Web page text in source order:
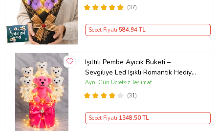
(37)
Sepet Fiyatı 584,94 TL
Işıltılı Pembe Ayıcık Buketi –
Sevgiliye Led Işıklı Romantik Hediye
Kutusu - İstanbul içi aynı gün
teslimat (Fuşya-Pembe)
(31)
Aynı Gün Ücretsiz Teslimat
Sepet Fiyatı 1348,50 TL